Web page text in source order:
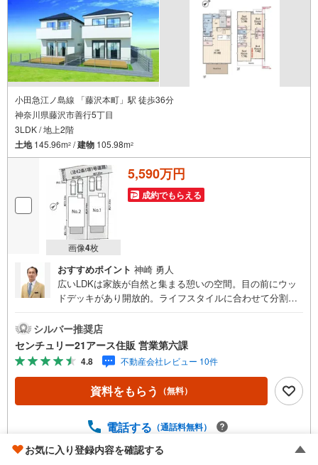
小田急江ノ島線 「藤沢本町」駅 徒歩36分
神奈川県藤沢市善行5丁目
3LDK / 地上2階
土地145.96m2 /建物 105.98m2
画像4枚
5,590万円
成約でもらえる
おすすめポイント 神崎 勇人
広いLDKは家族が自然と集まる憩いの空間。目の前にウッ
ドデッキがあり開放的。ライフスタイルに合わせて分割可
約いただくとご見学がスムーズになります。【センチュリ
ー21アース住販のポイント】◆センチュリオン獲得店舗◆
全国約970店舗あるセンチュリー21のお店。その中でも、
アメリカ本部が設ける一定基準を満たした、上位4％しか受
賞できない賞。それが「センチュリオン」です。弊社はそ
のセンチュリオンを2002年から欠かすことなく取り続けて
い住宅ローンの試算やご購入の際に実際かかる諸費用の概
で、しっかりとした資金計画のアドバイスをさせて頂きま
シルバー推奨店
センチュリー21アース住販 営業第六課
4.8 不動産会社レビュー 10件
資料をもらう （無料）
電話する （通話料無料）
お気に入り登録内容を確認する